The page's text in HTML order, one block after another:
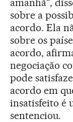
amanhã",
sobre a
acordo. Ela
sobre os
acordo,
negociação
pode
acordo em
insatisfeito é
sentenciou.